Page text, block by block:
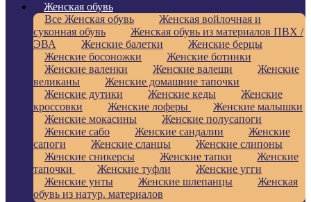
Женская обувь
Все Женская обувь
Женская войлочная и
суконная обувь
Женская обувь из материалов ПВХ /
ЭВА
Женские балетки
Женские берцы
Женские босоножки
Женские ботинки
Женские валенки
Женские валеши
Женские
великаны
Женские домашние тапочки
Женские дутики
Женские кеды
Женские
кроссовки
Женские лоферы
Женские малышки
Женские мокасины
Женские полусапоги
Женские сабо
Женские сандалии
Женские
сапоги
Женские сланцы
Женские слипоны
Женские сникерсы
Женские тапки
Женские
тапочки
Женские туфли
Женские угги
Женские унты
Женские шлепанцы
Женская
обувь из натур. материалов